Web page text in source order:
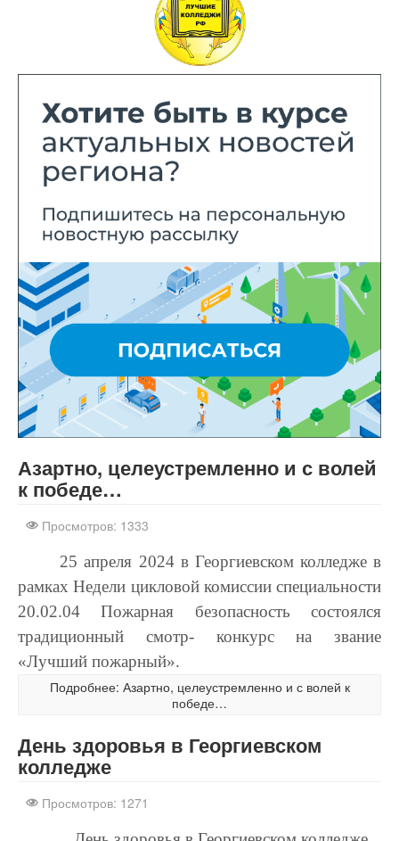
Азартно, целеустремленно и с волей
к победе…
Просмотров: 1333
25 апреля 2024 в Георгиевском колледже в
рамках Недели цикловой комиссии специальности
20.02.04 Пожарная безопасность состоялся
традиционный смотр- конкурс на звание
«Лучший пожарный».
Подробнее: Азартно, целеустремленно и с волей к
победе…
День здоровья в Георгиевском
колледже
Просмотров: 1271